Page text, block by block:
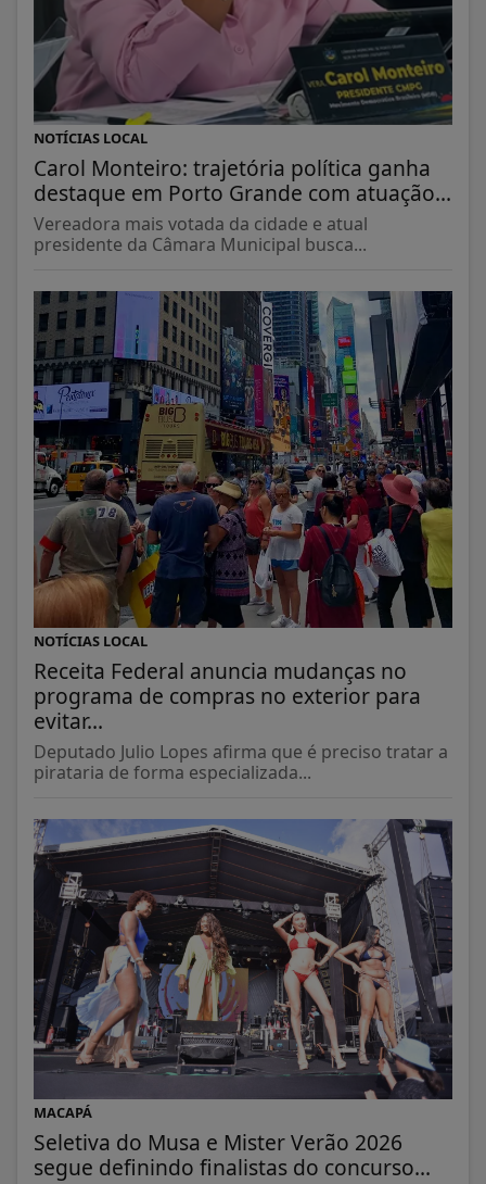
NOTÍCIAS LOCAL
Carol Monteiro: trajetória política ganha
destaque em Porto Grande com atuação...
Vereadora mais votada da cidade e atual
presidente da Câmara Municipal busca...
NOTÍCIAS LOCAL
Receita Federal anuncia mudanças no
programa de compras no exterior para
evitar...
Deputado Julio Lopes afirma que é preciso tratar a
pirataria de forma especializada...
MACAPÁ
Seletiva do Musa e Mister Verão 2026
segue definindo finalistas do concurso...